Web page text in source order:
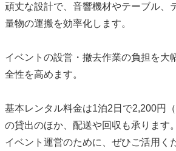
頑丈な設計で、音響機材やテーブル、
量物の運搬を効率化します。
イベントの設営・撤去作業の負担を大
全性を高めます。
基本レンタル料金は1泊2日で2,200円
の貸出のほか、配送や回収も承ります
イベント運営のために、ぜひご活用く